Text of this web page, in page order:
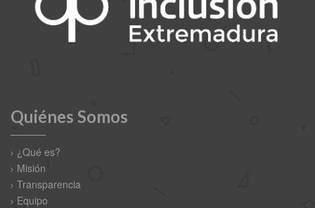
Quiénes Somos
¿Qué es?
Misión
Transparencia
Equipo